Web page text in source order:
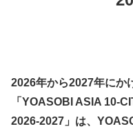
2026年から2027年にか
「YOASOBI ASIA 10-
2026-2027」は、